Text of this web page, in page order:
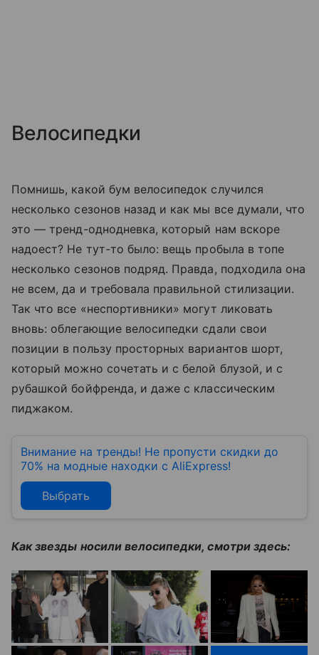
Велосипедки
Помнишь, какой бум велосипедок случился
несколько сезонов назад и как мы все думали, что
это — тренд-однодневка, который нам вскоре
надоест? Не тут-то было: вещь пробыла в топе
несколько сезонов подряд. Правда, подходила она
не всем, да и требовала правильной стилизации.
Так что все «неспортивники» могут ликовать
вновь: облегающие велосипедки сдали свои
позиции в пользу просторных вариантов шорт,
который можно сочетать и с белой блузой, и с
рубашкой бойфренда, и даже с классическим
пиджаком.
Внимание на тренды! Не пропусти скидки до
70% на модные находки с AliExpress!
Выбрать
Как звезды носили велосипедки, смотри здесь: